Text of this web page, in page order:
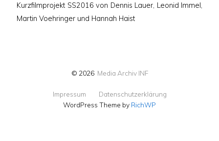
Kurzfilmprojekt SS2016 von Dennis Lauer, Leonid Immel,
Martin Voehringer und Hannah Haist
© 2026 Media Archiv INF
Impressum
Datenschutzerklärung
WordPress Theme by RichWP